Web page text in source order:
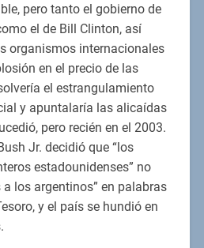
pero tanto el gobierno de
el de Bill Clinton, así
organismos internacionales
en el precio de las
el estrangulamiento
y apuntalaría las alicaídas
pero recién en el 2003.
Jr. decidió que “los
estadounidenses” no
los argentinos” en palabras
y el país se hundió en